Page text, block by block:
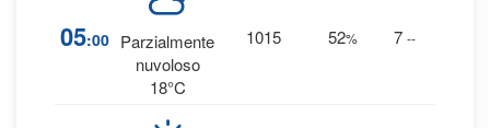
05:00 Parzialmente
nuvoloso
18°C
1015 52% 7 --